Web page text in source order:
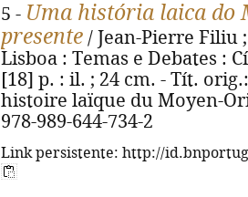
5 - Uma história laica do
presente / Jean-Pierre Filiu
Lisboa : Temas e Debates :
[18] p. : il. ; 24 cm. - Tít.
histoire laïque du Moyen-
978-989-644-734-2
Link persistente: http://